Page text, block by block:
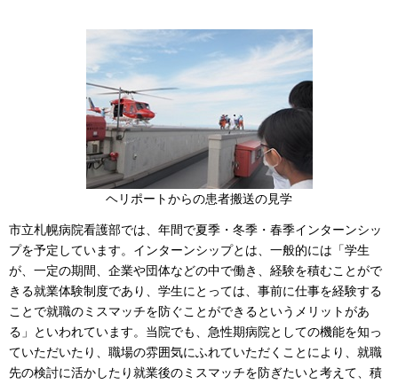
ヘリポートからの患者搬送の見学
市立札幌病院看護部では、年間で夏季・冬季・春季インターンシッ
プを予定しています。インターンシップとは、一般的には「学生
が、一定の期間、企業や団体などの中で働き、経験を積むことがで
きる就業体験制度であり、学生にとっては、事前に仕事を経験する
ことで就職のミスマッチを防ぐことができるというメリットがあ
る」といわれています。当院でも、急性期病院としての機能を知っ
ていただいたり、職場の雰囲気にふれていただくことにより、就職
先の検討に活かしたり就業後のミスマッチを防ぎたいと考えて、積